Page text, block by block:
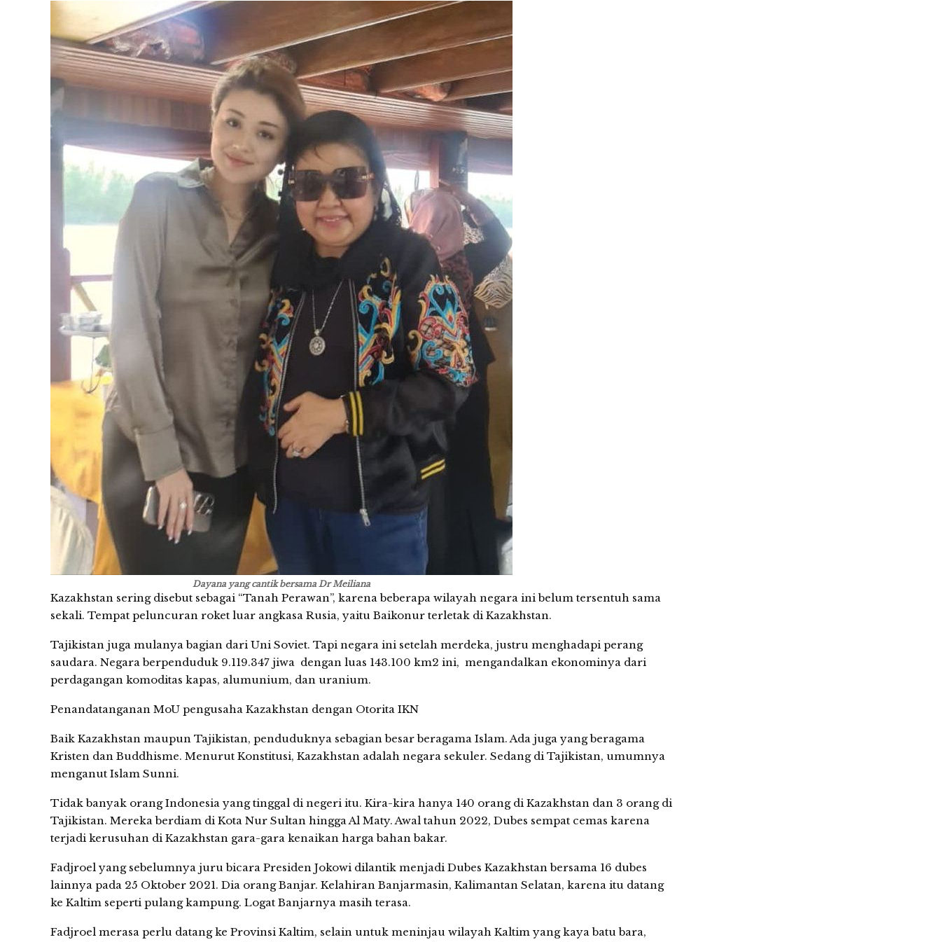
Dayana yang cantik bersama Dr Meiliana
Kazakhstan sering disebut sebagai “Tanah Perawan”, karena beberapa wilayah negara ini belum tersentuh sama
sekali. Tempat peluncuran roket luar angkasa Rusia, yaitu Baikonur terletak di Kazakhstan.
Tajikistan juga mulanya bagian dari Uni Soviet. Tapi negara ini setelah merdeka, justru menghadapi perang
saudara. Negara berpenduduk 9.119.347 jiwa dengan luas 143.100 km2 ini, mengandalkan ekonominya dari
perdagangan komoditas kapas, alumunium, dan uranium.
Penandatanganan MoU pengusaha Kazakhstan dengan Otorita IKN
Baik Kazakhstan maupun Tajikistan, penduduknya sebagian besar beragama Islam. Ada juga yang beragama
Kristen dan Buddhisme. Menurut Konstitusi, Kazakhstan adalah negara sekuler. Sedang di Tajikistan, umumnya
menganut Islam Sunni.
Tidak banyak orang Indonesia yang tinggal di negeri itu. Kira-kira hanya 140 orang di Kazakhstan dan 3 orang di
Tajikistan. Mereka berdiam di Kota Nur Sultan hingga Al Maty. Awal tahun 2022, Dubes sempat cemas karena
terjadi kerusuhan di Kazakhstan gara-gara kenaikan harga bahan bakar.
Fadjroel yang sebelumnya juru bicara Presiden Jokowi dilantik menjadi Dubes Kazakhstan bersama 16 dubes
lainnya pada 25 Oktober 2021. Dia orang Banjar. Kelahiran Banjarmasin, Kalimantan Selatan, karena itu datang
ke Kaltim seperti pulang kampung. Logat Banjarnya masih terasa.
Fadjroel merasa perlu datang ke Provinsi Kaltim, selain untuk meninjau wilayah Kaltim yang kaya batu bara,